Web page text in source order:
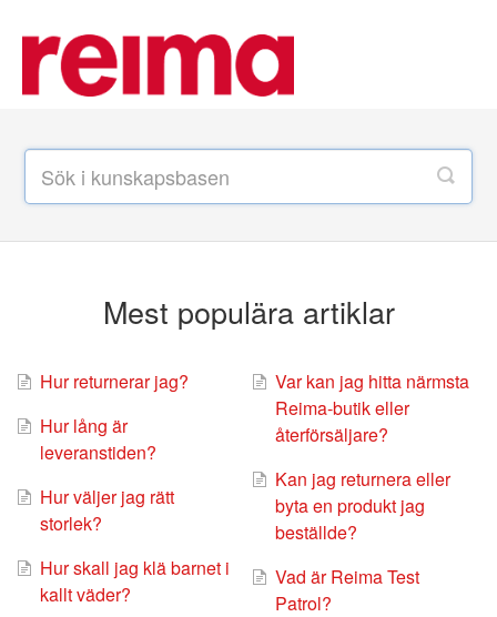
Mest populära artiklar
Hur returnerar jag?
Hur lång är
leveranstiden?
Hur väljer jag rätt
storlek?
Hur skall jag klä barnet i
kallt väder?
Var kan jag hitta närmsta
Reima-butik eller
återförsäljare?
Kan jag returnera eller
byta en produkt jag
beställde?
Vad är Reima Test
Patrol?